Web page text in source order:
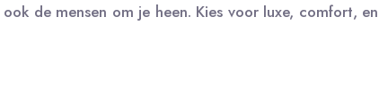
de mensen om je heen. Kies voor luxe, comfort, en